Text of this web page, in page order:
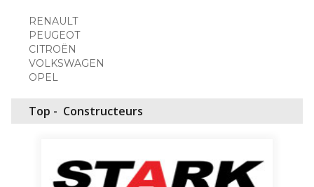
RENAULT
PEUGEOT
CITROËN
VOLKSWAGEN
OPEL
Top - Constructeurs